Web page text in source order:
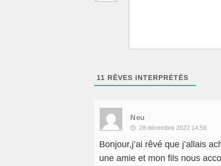
11 RÊVES INTERPRÉTÉS
Neu
28 décembre 2022 14:58
Bonjour,j’ai rêvé que j’allais
une amie et mon fils nous